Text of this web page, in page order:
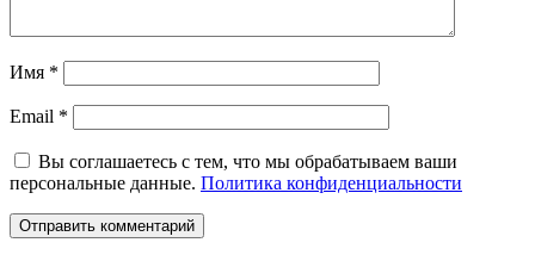
Имя *
Email *
Вы соглашаетесь с тем, что мы обрабатываем ваши
персональные данные. Политика конфиденциальности